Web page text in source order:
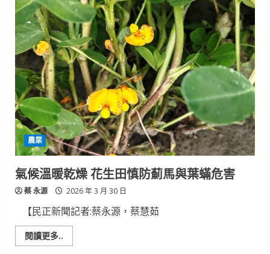
治
欲
來，
臺
南
區
農
改
場
籲
農
友
加
強
作
物
病
害
防
治
工
作
農業
氣候溫暖乾燥 花生田慎防薊馬與葉蟎危害
蔡 永源 2026 年 3 月 30 日
【民正新聞記者:蔡永源，蔡慧茹
閱讀更多..
more